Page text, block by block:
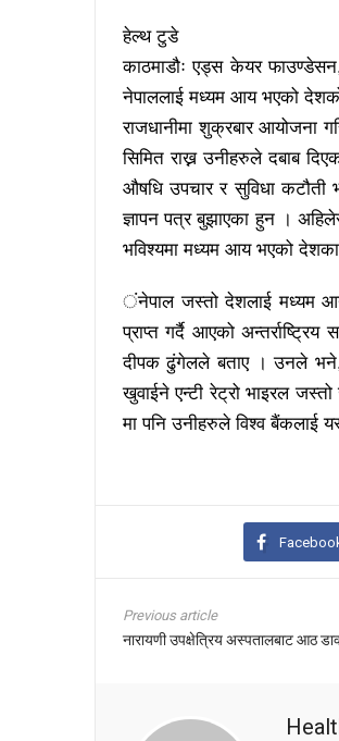
हेल्थ टुडे
काठमाडौः एड्स केयर
नेपाललाई मध्यम आय भएको देशको
राजधानीमा शुक्रबार आयोजना
सिमित राख्न उनीहरुले दबाब
औषधि उपचार र सुविधा कटौती
ज्ञापन पत्र बुझाएका हुन ।
भविश्यमा मध्यम आय भएको
ंनेपाल जस्तो देशलाई मध्यम आय
प्राप्त गर्दै आएको
दीपक ढुंगेलले बताए । उनले भने,
खुवाईने एन्टी रेट्रो भाइरल
मा पनि उनीहरुले विश्व बैंकलाई
Previous article
नारायणी उपक्षेत्रिय अस्पतालबाट आठ